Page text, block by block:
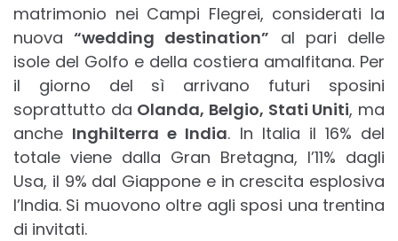
matrimonio nei Campi Flegrei, considerati la
nuova“wedding destination” al pari delle
isole del Golfo e della costiera amalfitana. Per
il giorno del sì arrivano futuri sposini
soprattutto da Olanda, Belgio, Stati Uniti, ma
anche Inghilterra e India. In Italia il 16% del
totale viene dalla Gran Bretagna, l’11% dagli
Usa, il 9% dal Giappone e in crescita esplosiva
l’India. Si muovono oltre agli sposi una trentina
di invitati.